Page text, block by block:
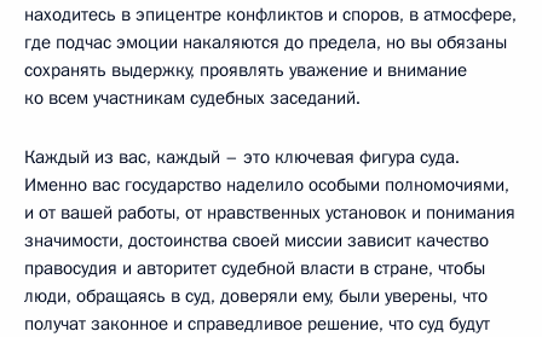
находитесь в эпицентре конфликтов и споров, в атмосфере,
где подчас эмоции накаляются до предела, но вы обязаны
сохранять выдержку, проявлять уважение и внимание
ко всем участникам судебных заседаний.
Каждый из вас, каждый – это ключевая фигура суда.
Именно вас государство наделило особыми полномочиями,
и от вашей работы, от нравственных установок и понимания
значимости, достоинства своей миссии зависит качество
правосудия и авторитет судебной власти в стране, чтобы
люди, обращаясь в суд, доверяли ему, были уверены, что
получат законное и справедливое решение, что суд будут